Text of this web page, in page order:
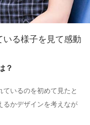
いる様子を見て感動
？
いるのを初めて見たと
るかデザインを考えなが